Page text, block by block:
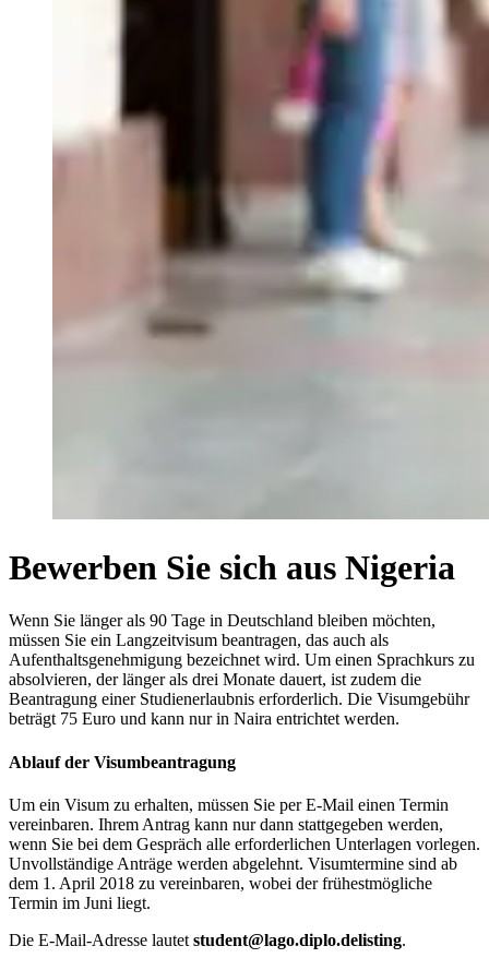
Bewerben Sie sich aus Nigeria
Wenn Sie länger als 90 Tage in Deutschland bleiben möchten,
müssen Sie ein Langzeitvisum beantragen, das auch als
Aufenthaltsgenehmigung bezeichnet wird. Um einen Sprachkurs zu
absolvieren, der länger als drei Monate dauert, ist zudem die
Beantragung einer Studienerlaubnis erforderlich. Die Visumgebühr
beträgt 75 Euro und kann nur in Naira entrichtet werden.
Ablauf der Visumbeantragung
Um ein Visum zu erhalten, müssen Sie per E-Mail einen Termin
vereinbaren. Ihrem Antrag kann nur dann stattgegeben werden,
wenn Sie bei dem Gespräch alle erforderlichen Unterlagen vorlegen.
Unvollständige Anträge werden abgelehnt. Visumtermine sind ab
dem 1. April 2018 zu vereinbaren, wobei der frühestmögliche
Termin im Juni liegt.
Die E-Mail-Adresse lautet student@lago.diplo.delisting.